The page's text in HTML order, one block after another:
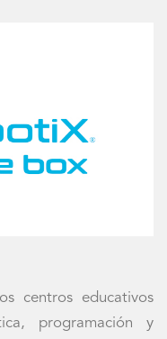
centros educativos
programación y